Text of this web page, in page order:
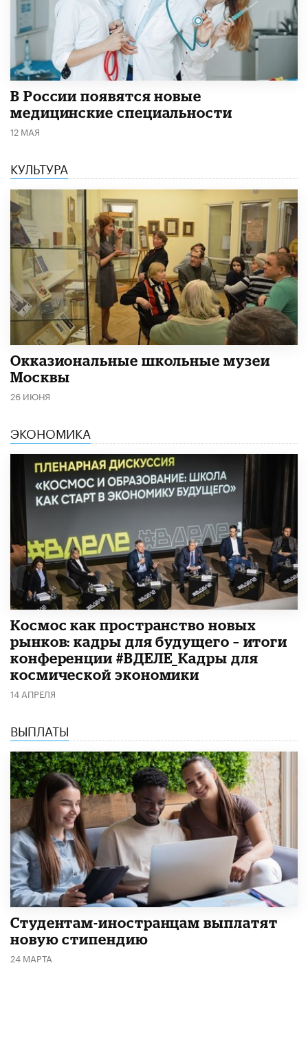
В России появятся новые
медицинские специальности
12 МАЯ
КУЛЬТУРА
​Окказиональные школьные музеи
Москвы
26 ИЮНЯ
ЭКОНОМИКА
Космос как пространство новых
рынков: кадры для будущего – итоги
конференции #ВДЕЛЕ_Кадры для
космической экономики
14 АПРЕЛЯ
ВЫПЛАТЫ
Студентам-иностранцам выплатят
новую стипендию
24 МАРТА